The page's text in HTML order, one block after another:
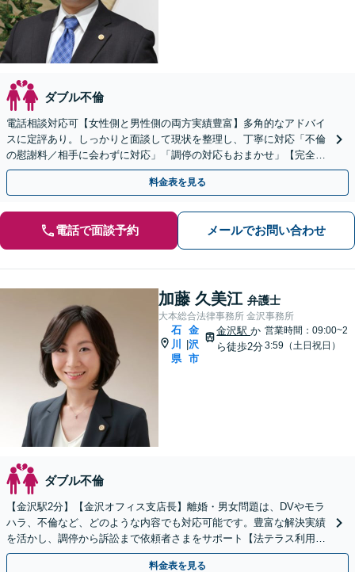
ダブル不倫
電話相談対応可【女性側と男性側の両方実績豊富】多角的なアドバイ
スに定評あり。しっかりと面談して現状を整理し、丁寧に対応「不倫
の慰謝料／相手に会わずに対応」「調停の対応もおまかせ」【完全個
室】【休日・夜間相談可】上諸江駅8分
料金表を見る
電話で面談予約 メールでお問い合わせ
加藤 久美江 弁護士
大本総合法律事務所 金沢事務所
石
川
県
|
金
沢
市
金沢駅か
ら徒歩2分
営業時間：09:00~2
3:59（土日祝日）
ダブル不倫
【金沢駅2分】【金沢オフィス支店長】離婚・男女問題は、DVやモラ
ハラ、不倫など、どのような内容でも対応可能です。豊富な解決実績
を活かし、調停から訴訟まで依頼者さまをサポート【法テラス利用
可】【初回30分無料】費用もご相談ください
料金表を見る